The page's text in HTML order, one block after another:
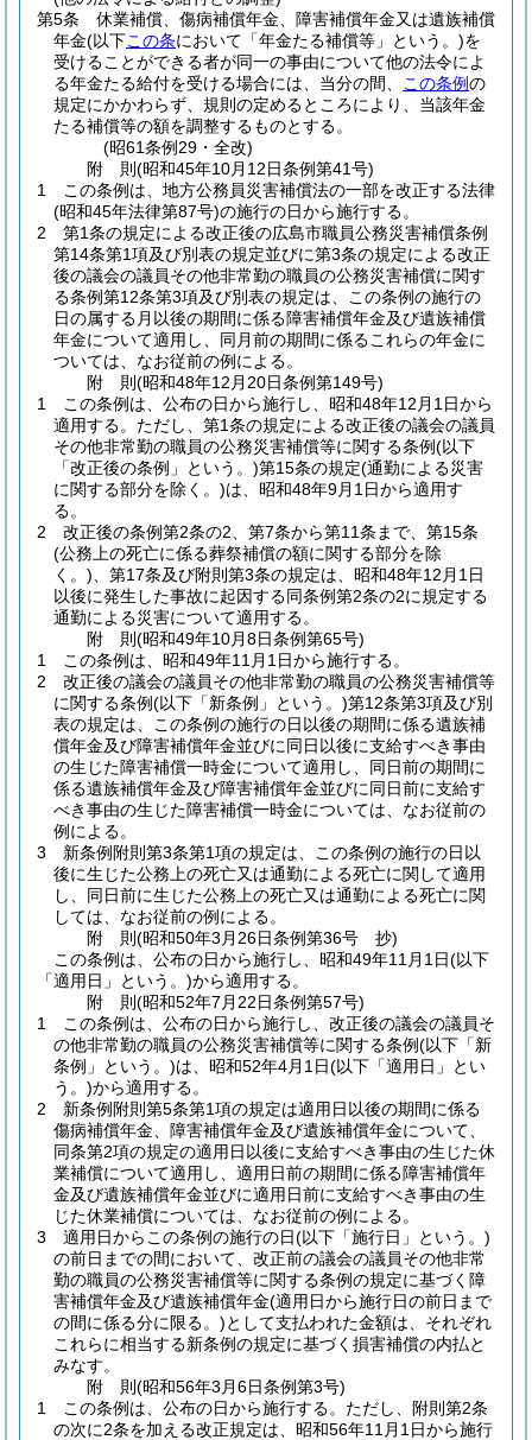
第5条
休業補償、傷病補償年金、障害補償年金又は遺族補償
年金(以下この条において「年金たる補償等」という。)を
受けることができる者が同一の事由について他の法令によ
る年金たる給付を受ける場合には、当分の間、
この条例の
規定にかかわらず、規則の定めるところにより、当該年金
たる補償等の額を調整するものとする。
(昭61条例29・全改)
附 則(昭和45年10月12日条例第41号)
1
この条例は、地方公務員災害補償法の一部を改正する法律
(昭和45年法律第87号)の施行の日から施行する。
2
第1条の規定による改正後の広島市職員公務災害補償条例
第14条第1項及び別表の規定並びに第3条の規定による改正
後の議会の議員その他非常勤の職員の公務災害補償に関す
る条例第12条第3項及び別表の規定は、この条例の施行の
日の属する月以後の期間に係る障害補償年金及び遺族補償
年金について適用し、同月前の期間に係るこれらの年金に
ついては、なお従前の例による。
附 則(昭和48年12月20日条例第149号)
1
この条例は、公布の日から施行し、昭和48年12月1日から
適用する。 ただし、第1条の規定による改正後の議会の議員
その他非常勤の職員の公務災害補償等に関する条例(以下
「改正後の条例」という。)第15条の規定(通勤による災害
に関する部分を除く。)は、昭和48年9月1日から適用す
る。
2
改正後の条例第2条の2、第7条から第11条まで、第15条
(公務上の死亡に係る葬祭補償の額に関する部分を除
く。) 、第17条及び附則第3条の規定は、昭和48年12月1日
以後に発生した事故に起因する同条例第2条の2に規定する
通勤による災害について適用する。
附 則(昭和49年10月8日条例第65号)
1
この条例は、昭和49年11月1日から施行する。
2
改正後の議会の議員その他非常勤の職員の公務災害補償等
に関する条例(以下「新条例」という。)第12条第3項及び別
表の規定は、この条例の施行の日以後の期間に係る遺族補
償年金及び障害補償年金並びに同日以後に支給すべき事由
の生じた障害補償一時金について適用し、同日前の期間に
係る遺族補償年金及び障害補償年金並びに同日前に支給す
べき事由の生じた障害補償一時金については、なお従前の
例による。
3
新条例附則第3条第1項の規定は、この条例の施行の日以
後に生じた公務上の死亡又は通勤による死亡に関して適用
し、同日前に生じた公務上の死亡又は通勤による死亡に関
しては、なお従前の例による。
附 則(昭和50年3月26日条例第36号 抄)
この条例は、公布の日から施行し、昭和49年11月1日(以下
「適用日」という。)から適用する。
附 則(昭和52年7月22日条例第57号)
1
この条例は、公布の日から施行し、改正後の議会の議員そ
の他非常勤の職員の公務災害補償等に関する条例(以下「新
条例」という。)は、昭和52年4月1日(以下「適用日」とい
う。)から適用する。
2
新条例附則第5条第1項の規定は適用日以後の期間に係る
傷病補償年金、障害補償年金及び遺族補償年金について、
同条第2項の規定の適用日以後に支給すべき事由の生じた休
業補償について適用し、適用日前の期間に係る障害補償年
金及び遺族補償年金並びに適用日前に支給すべき事由の生
じた休業補償については、なお従前の例による。
3
適用日からこの条例の施行の日(以下「施行日」という。)
の前日までの間において、改正前の議会の議員その他非常
勤の職員の公務災害補償等に関する条例の規定に基づく障
害補償年金及び遺族補償年金(適用日から施行日の前日まで
の間に係る分に限る。)として支払われた金額は、それぞれ
これらに相当する新条例の規定に基づく損害補償の内払と
みなす。
附 則(昭和56年3月6日条例第3号)
1
この条例は、公布の日から施行する。 ただし、附則第2条
の次に2条を加える改正規定は、昭和56年11月1日から施行